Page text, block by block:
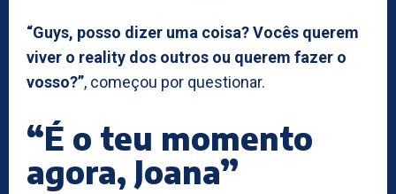
“Guys, posso dizer uma coisa? Vocês querem
viver o reality dos outros ou querem fazer o
vosso?”, começou por questionar.
“É o teu momento
agora, Joana”